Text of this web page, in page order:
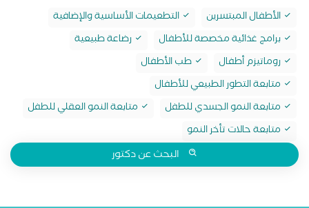
الأطفال المبتسرين
التطعيمات الأساسية والإضافية
برامج غذائية مخصصة للأطفال
رضاعة طبيعية
روماتيزم أطفال
طب الأطفال
متابعة التطور الطبيعي للأطفال
متابعة النمو الجسدي للطفل
متابعة النمو العقلي للطفل
متابعة حالات تأخر النمو
البحث عن دكتور